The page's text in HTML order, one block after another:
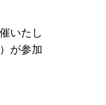
いたし
が参加